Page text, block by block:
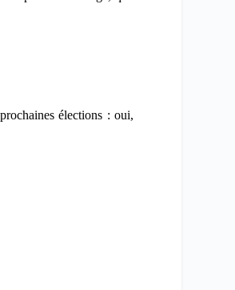
élections : oui,